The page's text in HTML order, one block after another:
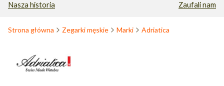
Nasza historia
Zaufali nam
Strona główna Zegarki męskie Marki Adriatica